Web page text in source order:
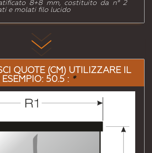
8+8 mm, costituito da n° 2
e molati filo lucido
QUOTE (CM) UTILIZZARE IL
50.5 : *